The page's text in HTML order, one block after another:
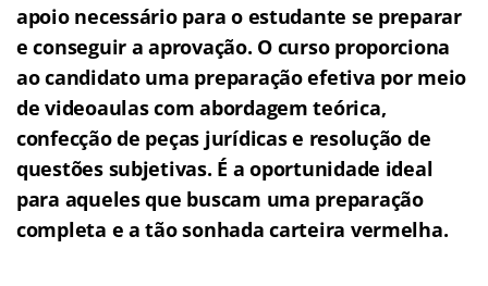
apoio necessário para o estudante se preparar
e conseguir a aprovação. O curso proporciona
ao candidato uma preparação efetiva por meio
de videoaulas com abordagem teórica,
confecção de peças jurídicas e resolução de
questões subjetivas. É a oportunidade ideal
para aqueles que buscam uma preparação
completa e a tão sonhada carteira vermelha.